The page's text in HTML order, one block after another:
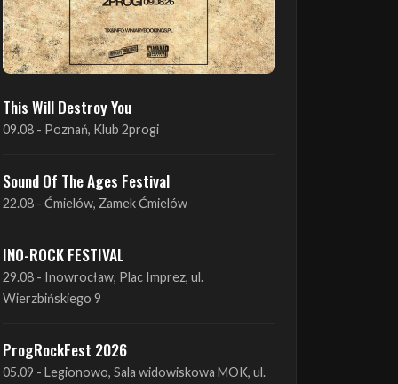
This Will Destroy You
09.08 - Poznań, Klub 2progi
Sound Of The Ages Festival
22.08 - Ćmielów, Zamek Ćmielów
INO-ROCK FESTIVAL
29.08 - Inowrocław, Plac Imprez, ul.
Wierzbińskiego 9
ProgRockFest 2026
05.09 - Legionowo, Sala widowiskowa MOK, ul.